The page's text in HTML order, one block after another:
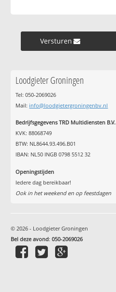
Versturen »
Loodgieter Groningen
Tel: 050-2069026
Mail: info@loodgietergroningenbv.nl
Bedrijfsgegevens TRD Multidiensten B.V.
KVK: 88068749
BTW: NL8644.93.496.B01
IBAN: NL50 INGB 0798 5512 32
Openingstijden
Iedere dag bereikbaar!
Ook in het weekend en op feestdagen
© 2026 - Loodgieter Groningen
Bel deze avond:050-2069026